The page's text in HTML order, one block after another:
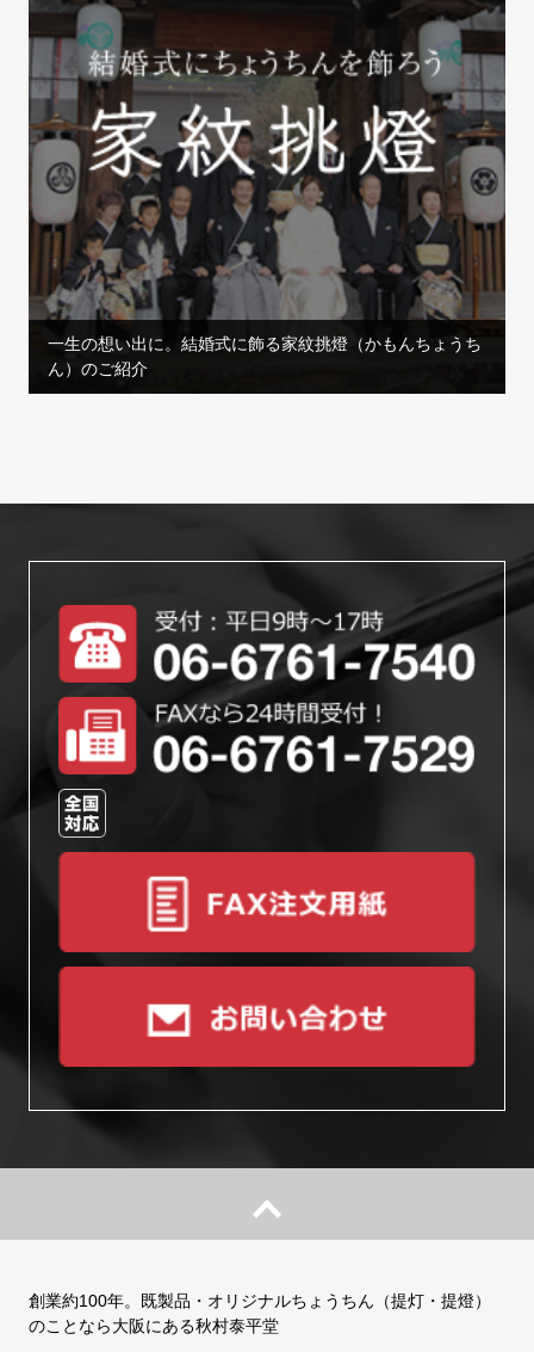
一生の想い出に。結婚式に飾る家紋挑燈（かもんちょうち
ん）のご紹介
創業約100年。既製品・オリジナルちょうちん（提灯・提燈）
のことなら大阪にある秋村泰平堂